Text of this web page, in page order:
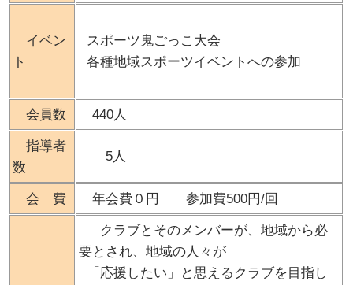
イベン
ト
スポーツ鬼ごっこ大会
各種地域スポーツイベントへの参加
会員数
440人
指導者
数
5人
会 費 年会費０円 参加費500円/回
クラブとそのメンバーが、地域から必
要とされ、地域の人々が
「応援したい」と思えるクラブを目指し